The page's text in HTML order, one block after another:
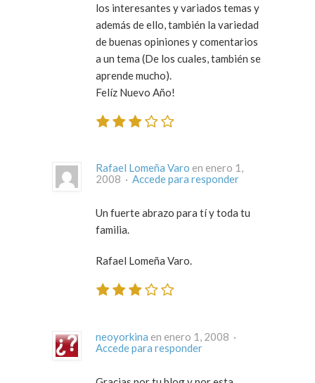
los interesantes y variados temas y
además de ello, también la variedad
de buenas opiniones y comentarios
a un tema (De los cuales, también se
aprende mucho).
Felíz Nuevo Año!
Rafael Lomeña Varo en enero 1,
2008 · Accede para responder
Un fuerte abrazo para tí y toda tu
familia.
Rafael Lomeña Varo.
neoyorkina
en enero 1, 2008 ·
Accede para responder